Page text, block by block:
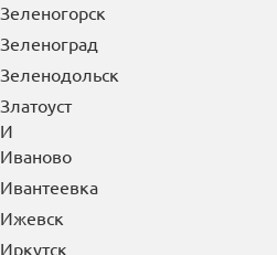
Зеленогорск
Зеленоград
Зеленодольск
Златоуст
И
Иваново
Ивантеевка
Ижевск
Иркутск